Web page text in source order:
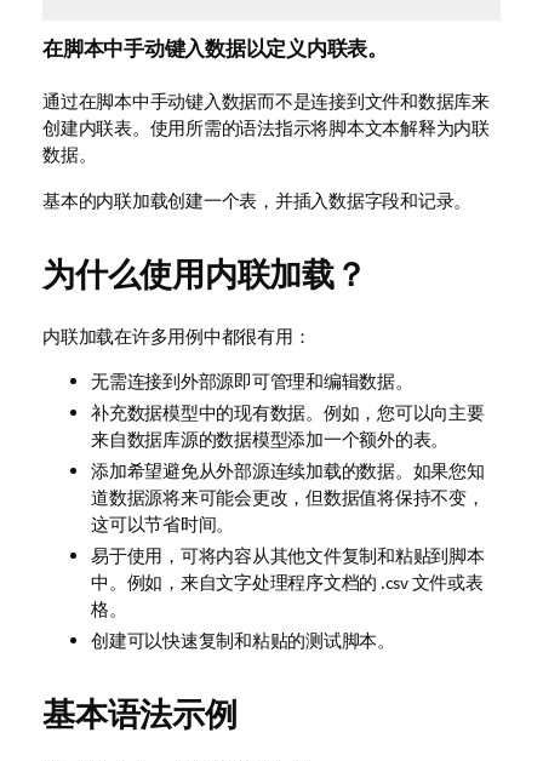
在脚本中手动键入数据以定义内联表。
通过在脚本中手动键入数据而不是连接到文件和数据库来
创建内联表。使用所需的语法指示将脚本文本解释为内联
数据。
基本的内联加载创建一个表，并插入数据字段和记录。
为什么使用内联加载？
内联加载在许多用例中都很有用：
无需连接到外部源即可管理和编辑数据。
补充数据模型中的现有数据。例如，您可以向主要
来自数据库源的数据模型添加一个额外的表。
添加希望避免从外部源连续加载的数据。如果您知
道数据源将来可能会更改，但数据值将保持不变，
这可以节省时间。
易于使用，可将内容从其他文件复制和粘贴到脚本
中。例如，来自文字处理程序文档的 .csv文件或表
格。
创建可以快速复制和粘贴的测试脚本。
基本语法示例